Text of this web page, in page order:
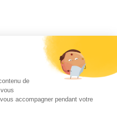
de
accompagner pendant votre